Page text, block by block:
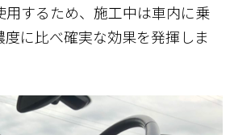
するため、施工中は車内に乗
度に比べ確実な効果を発揮しま